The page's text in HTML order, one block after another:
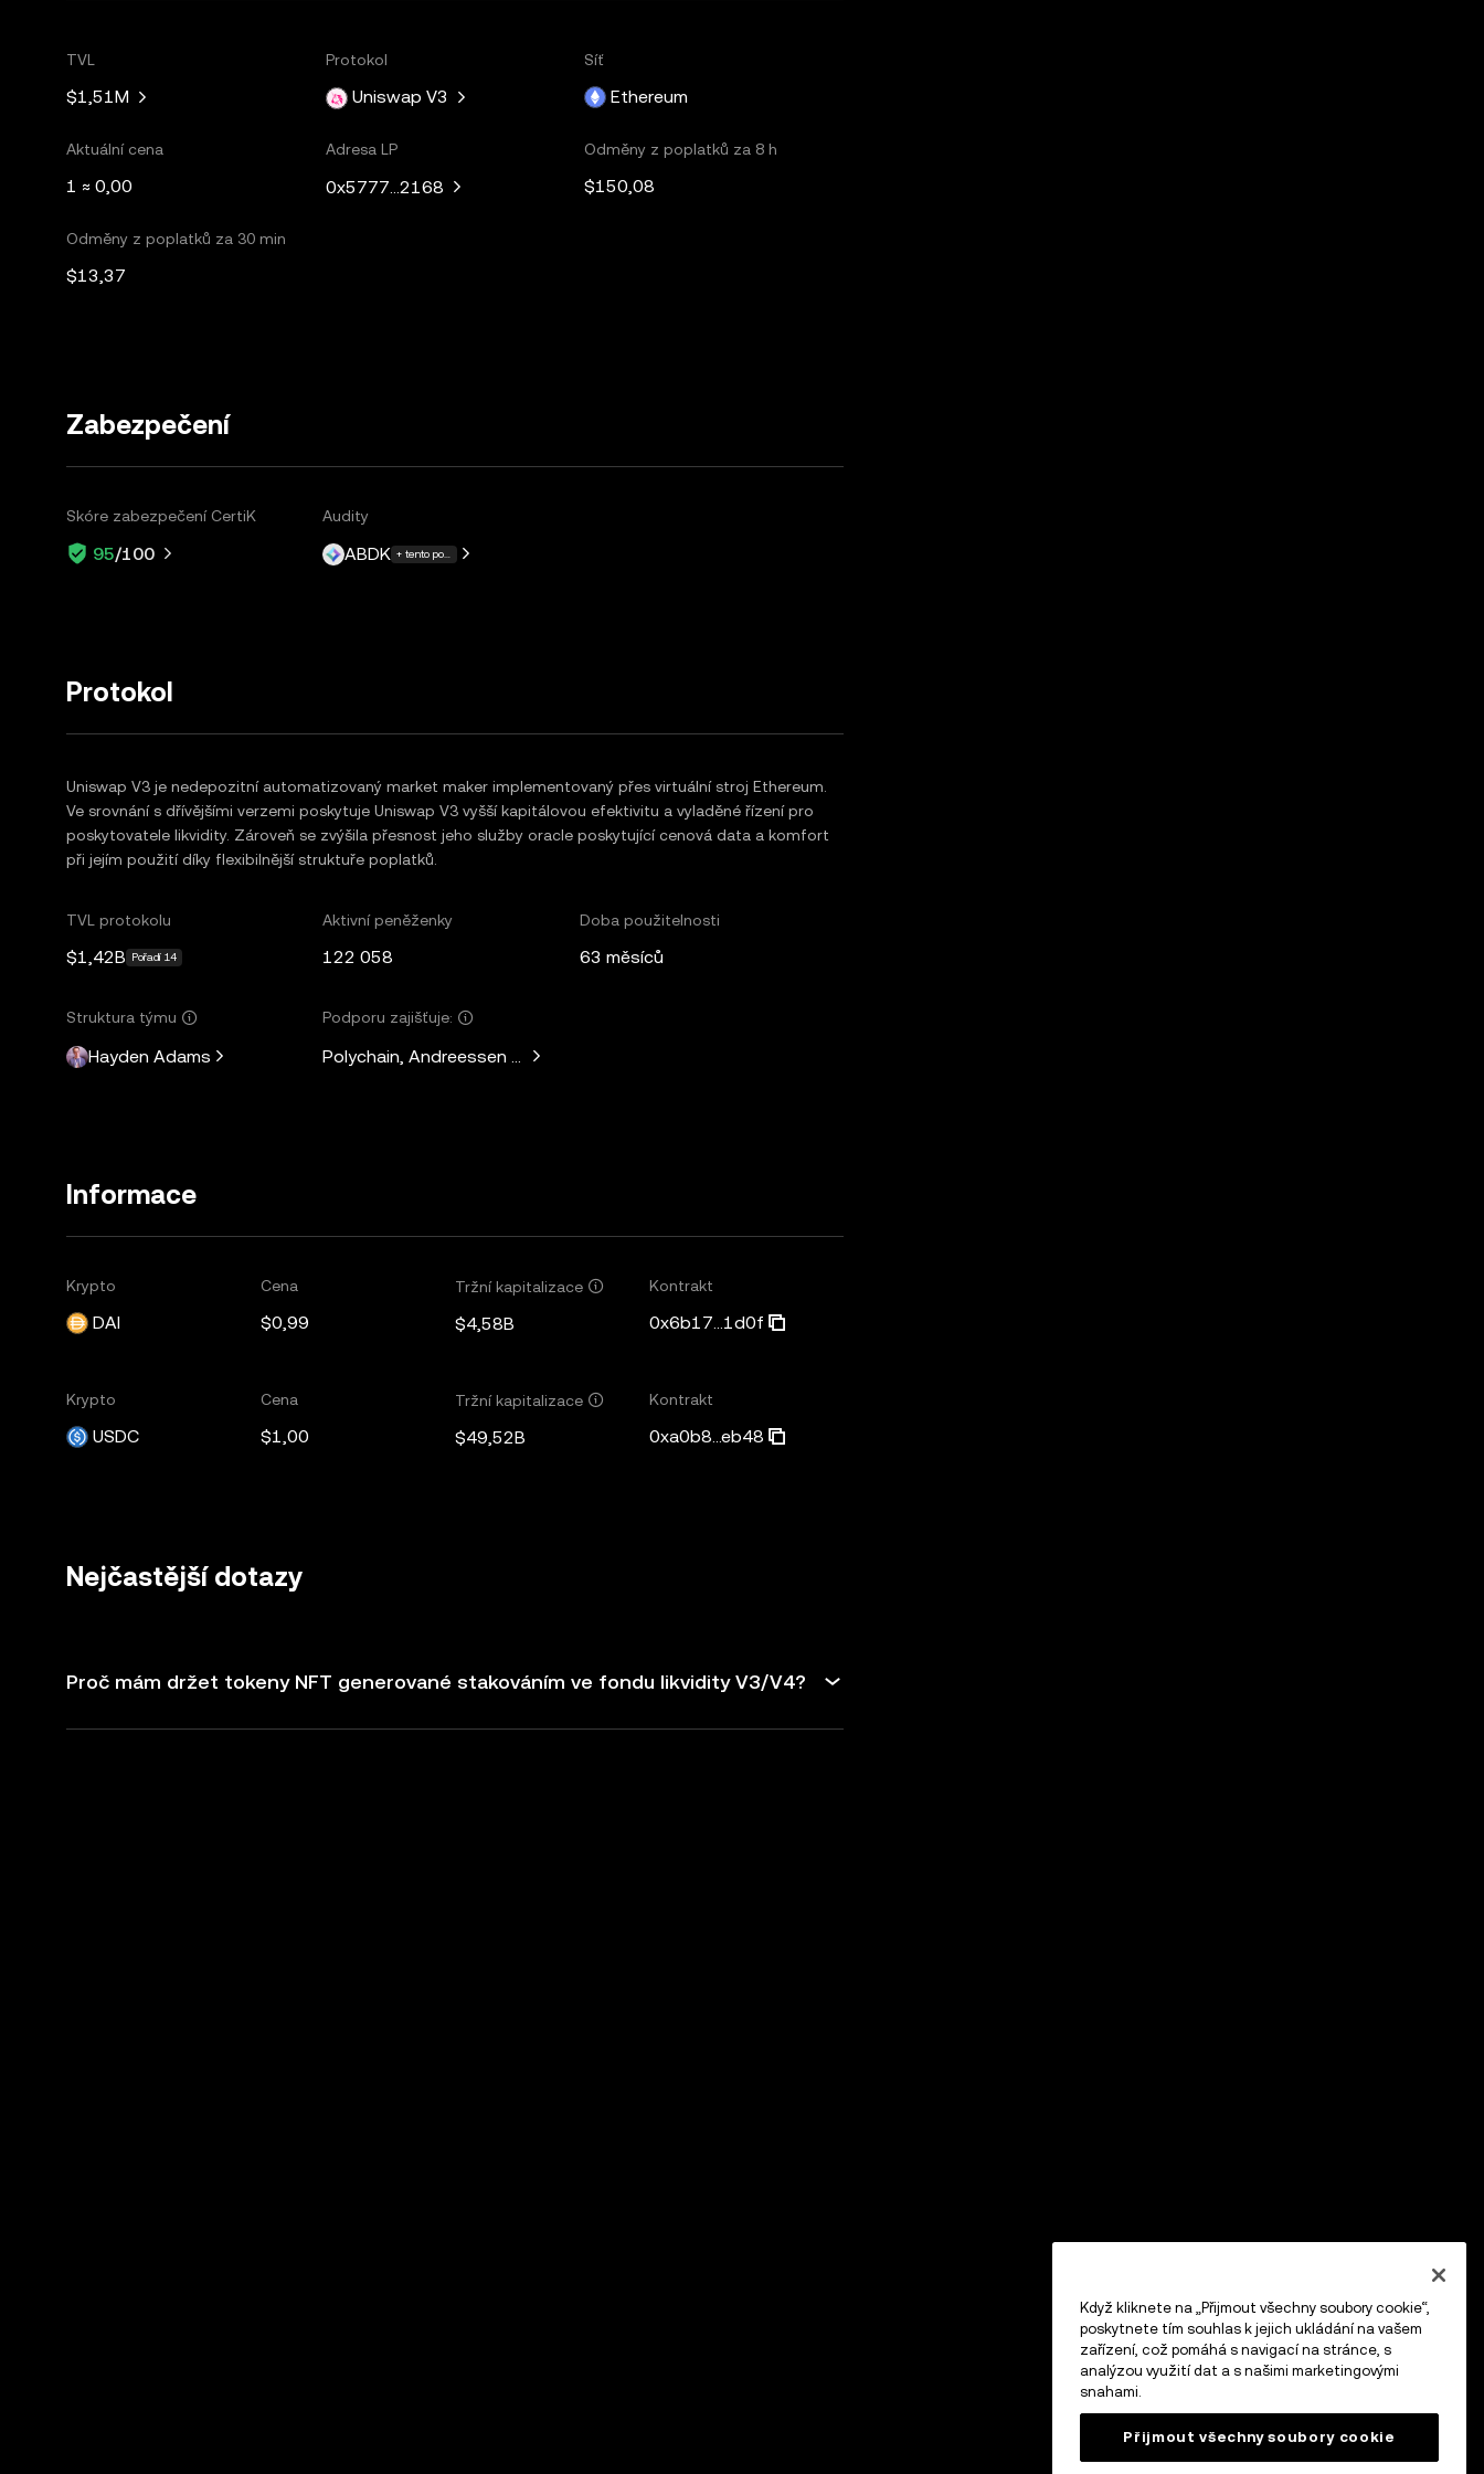
TVL
$1,51M
Protokol
Uniswap V3
Síť
Ethereum
Aktuální cena
1 ≈ 0,00
Adresa LP
0x5777...2168
Odměny z poplatků za 8 h
$150,08
Odměny z poplatků za 30 min
$13,37
Zabezpečení
Skóre zabezpečení CertiK
95/100
Audity
ABDK + tento počet dalších: 1
Protokol
Uniswap V3 je nedepozitní automatizovaný market maker implementovaný přes virtuální stroj Ethereum.
Ve srovnání s dřívějšími verzemi poskytuje Uniswap V3 vyšší kapitálovou efektivitu a vyladěné řízení pro
poskytovatele likvidity. Zároveň se zvýšila přesnost jeho služby oracle poskytující cenová data a komfort
při jejím použití díky flexibilnější struktuře poplatků.
TVL protokolu
$1,42B Pořadí 14
Aktivní peněženky
122 058
Doba použitelnosti
63 měsíců
Struktura týmu
Hayden Adams
Podporu zajišťuje:
Polychain, Andreessen Horowitz, Paradigm, Variant Fund, SV Angel
Informace
Krypto
DAI
Cena
$0,99
Tržní kapitalizace
$4,58B
Kontrakt
0x6b17...1d0f
Krypto
USDC
Cena
$1,00
Tržní kapitalizace
$49,52B
Kontrakt
0xa0b8...eb48
Nejčastější dotazy
Proč mám držet tokeny NFT generované stakováním ve fondu likvidity V3/V4?
Když kliknete na „Přijmout všechny soubory cookie“,
poskytnete tím souhlas k jejich ukládání na vašem
zařízení, což pomáhá s navigací na stránce, s
analýzou využití dat a s našimi marketingovými
snahami.
Přijmout všechny soubory cookie